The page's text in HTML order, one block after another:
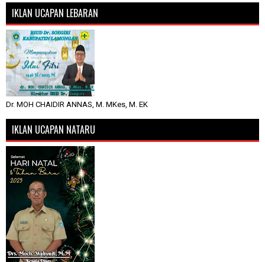
IKLAN UCAPAN LEBARAN
Dr. MOH CHAIDIR ANNAS, M. MKes, M. EK
IKLAN UCAPAN NATARU